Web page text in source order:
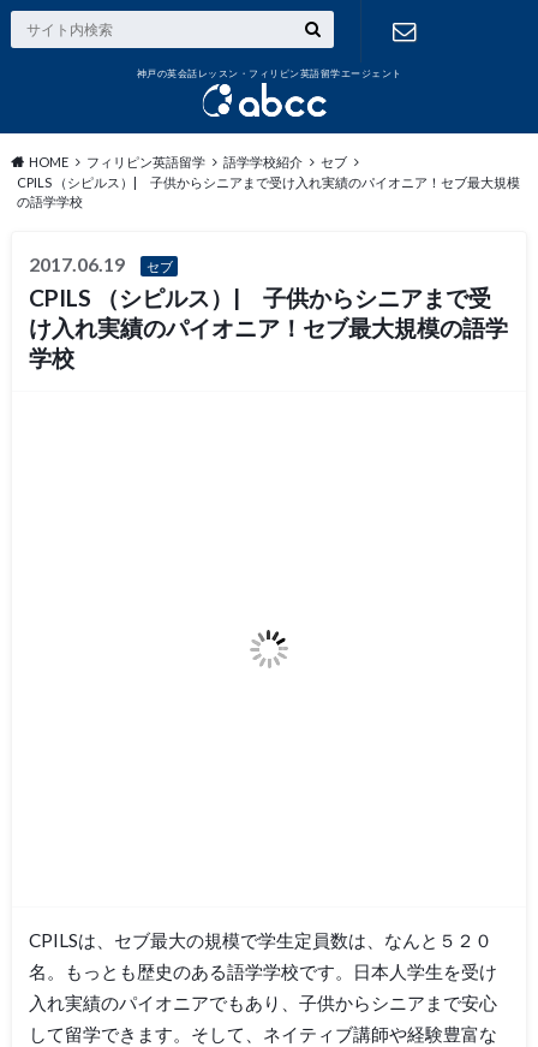
神戸の英会話レッスン・フィリピン英語留学エージェント
HOME フィリピン英語留学 語学学校紹介
セブ
CPILS （シピルス）| 子供からシニアまで受け入れ実績のパイオニア！セブ最大規模
の語学学校
2017.06.19 セブ
CPILS （シピルス）| 子供からシニアまで受
け入れ実績のパイオニア！セブ最大規模の語学
学校
CPILSは、セブ最大の規模で学生定員数は、なんと５２０
名。もっとも歴史のある語学学校です。日本人学生を受け
入れ実績のパイオニアでもあり、子供からシニアまで安心
して留学できます。そして、ネイティブ講師や経験豊富な